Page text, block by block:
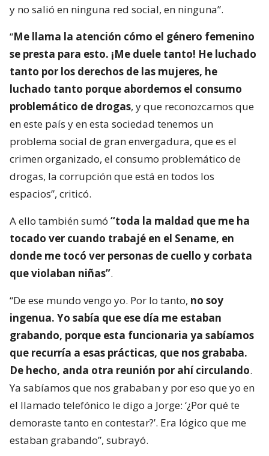
y no salió en ninguna red social, en ninguna”.
“Me llama la atención cómo el género femenino
se presta para esto. ¡Me duele tanto! He luchado
tanto por los derechos de las mujeres, he
luchado tanto porque abordemos el consumo
problemático de drogas, y que reconozcamos que
en este país y en esta sociedad tenemos un
problema social de gran envergadura, que es el
crimen organizado, el consumo problemático de
drogas, la corrupción que está en todos los
espacios”, criticó.
A ello también sumó “toda la maldad que me ha
tocado ver cuando trabajé en el Sename, en
donde me tocó ver personas de cuello y corbata
que violaban niñas”.
“De ese mundo vengo yo. Por lo tanto, no soy
ingenua. Yo sabía que ese día me estaban
grabando, porque esta funcionaria ya sabíamos
que recurría a esas prácticas, que nos grababa.
De hecho, anda otra reunión por ahí circulando.
Ya sabíamos que nos grababan y por eso que yo en
el llamado telefónico le digo a Jorge: ‘¿Por qué te
demoraste tanto en contestar?’. Era lógico que me
estaban grabando”, subrayó.